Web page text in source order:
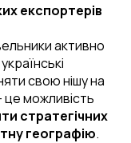
експортерів
активно
українські
свою нішу на
це можливість
стратегічних
географію.